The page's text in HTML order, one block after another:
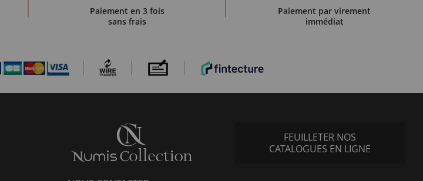
Paiement en 3 fois
sans frais
Paiement par virement
immédiat
FEUILLETER NOS
CATALOGUES EN LIGNE